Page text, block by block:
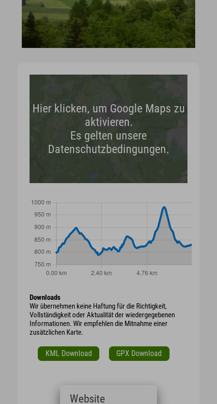
Hier klicken, um Google Maps zu
aktivieren.
Es gelten unsere
Datenschutzbedingungen.
Downloads
Wir übernehmen keine Haftung für die Richtigkeit,
Vollständigkeit oder Aktualität der wiedergegebenen
Informationen. Wir empfehlen die Mitnahme einer
zusätzlichen Karte.
KML Download GPX Download
Website